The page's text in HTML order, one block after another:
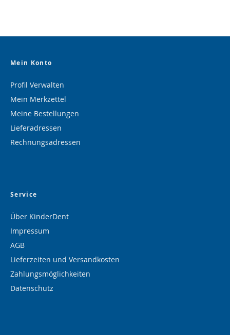
Mein Konto
Profil Verwalten
Mein Merkzettel
Meine Bestellungen
Lieferadressen
Rechnungsadressen
Service
Über KinderDent
Impressum
AGB
Lieferzeiten und Versandkosten
Zahlungsmöglichkeiten
Datenschutz